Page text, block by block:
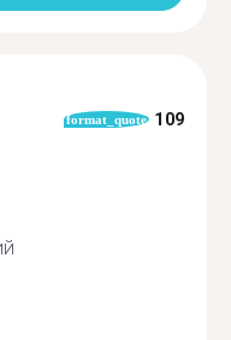
format_quote 109